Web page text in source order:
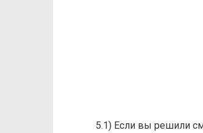
5.1) Если вы решили